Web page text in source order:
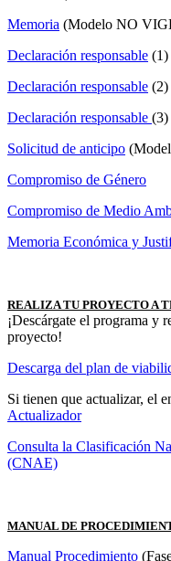
Memoria (Modelo NO
Declaración responsable
Declaración responsable
Declaración responsable
Solicitud de anticipo
Compromiso de Género
Compromiso de Medio
Memoria Económica y
REALIZA TU PROYECTO A
¡Descárgate el programa y
proyecto!
Descarga del plan de
Si tienen que actualizar, el
Actualizador
Consulta la Clasificación
(CNAE)
MANUAL DE
Manual Procedimiento